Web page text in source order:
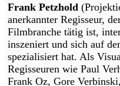
Frank Petzhold
anerkannter Regisseur,
Filmbranche tätig ist,
inszeniert und sich auf
spezialisiert hat. Als
Regisseuren wie Paul
Frank Oz, Gore